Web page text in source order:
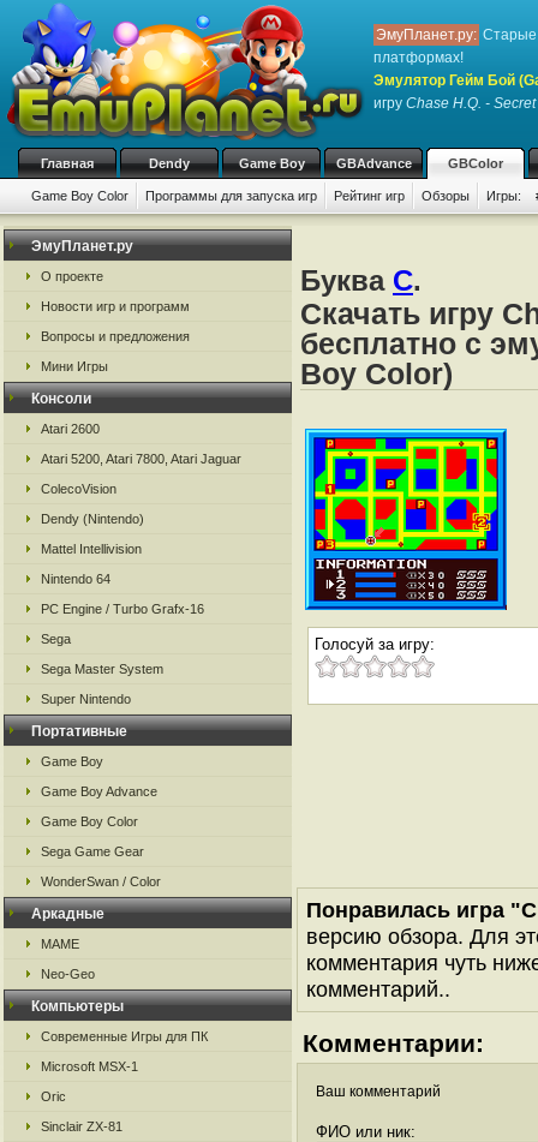
ЭмуПланет.ру: Старые
платформах!
Эмулятор Гейм Бой
игру Chase H.Q. -
Главная Dendy Game Boy GBAdvance GBColor
Game Boy Color Программы для запуска игр Рейтинг игр Обзоры Игры:
ЭмуПланет.ру
О проекте
Новости игр и программ
Вопросы и предложения
Мини Игры
Консоли
Atari 2600
Atari 5200, Atari 7800, Atari Jaguar
ColecoVision
Dendy (Nintendo)
Mattel Intellivision
Nintendo 64
PC Engine / Turbo Grafx-16
Sega
Sega Master System
Super Nintendo
Портативные
Game Boy
Game Boy Advance
Game Boy Color
Sega Game Gear
WonderSwan / Color
Аркадные
MAME
Neo-Geo
Компьютеры
Современные Игры для ПК
Microsoft MSX-1
Oric
Sinclair ZX-81
Буква C.
Скачать игру
бесплатно с
Boy Color)
Голосуй за игру:
Понравилась игра
версию обзора. Для
комментария чуть
комментарий..
Комментарии:
Ваш комментарий
ФИО или ник: